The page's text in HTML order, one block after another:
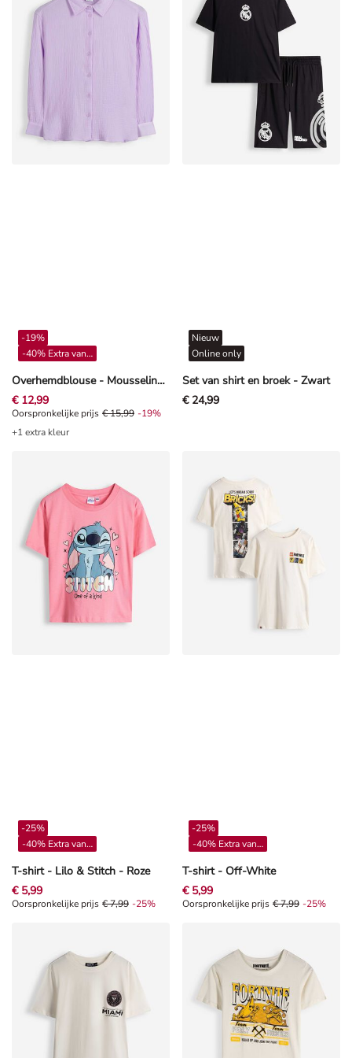
Overhemdblouse - Mousseline - Lichtroze
-19%
-40% Extra vanaf 4**
€ 12,99
Oorspronkelijke prijs € 15,99, Korting -19%
Oorspronkelijke prijs € 15,99 -19%
+1 extra kleur
Set van shirt en broek - Zwart
Nieuw
Online only
€ 24,99
T-shirt - Lilo & Stitch - Roze
-25%
-40% Extra vanaf 4**
€ 5,99
Oorspronkelijke prijs € 7,99, Korting -25%
Oorspronkelijke prijs € 7,99 -25%
T-shirt - Off-White
-25%
-40% Extra vanaf 4**
€ 5,99
Oorspronkelijke prijs € 7,99,
Oorspronkelijke prijs € 7,99 -25%